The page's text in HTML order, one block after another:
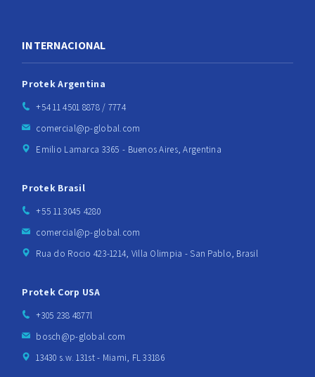
INTERNACIONAL
Protek Argentina
+54 11 4501 8878 / 7774
comercial@p-global.com
Emilio Lamarca 3365 - Buenos Aires, Argentina
Protek Brasil
+55 11 3045 4280
comercial@p-global.com
Rua do Rocio 423-1214, Villa Olimpia - San Pablo, Brasil
Protek Corp USA
+305 238 4877l
bosch@p-global.com
13430 s.w. 131st - Miami, FL 33186